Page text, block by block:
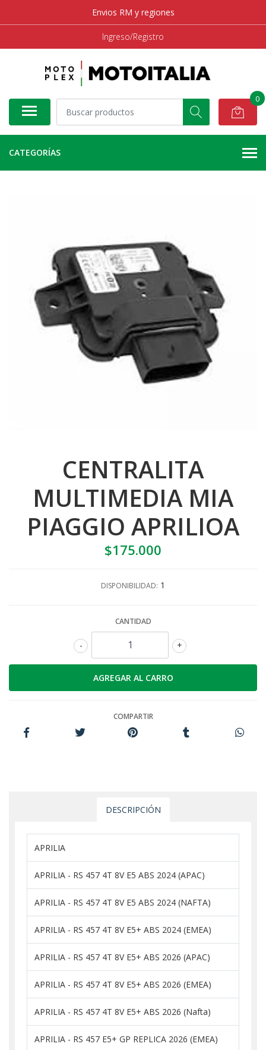
Envios RM y regiones
Ingreso/Registro
0
CATEGORÍAS
CENTRALITA
MULTIMEDIA MIA
PIAGGIO APRILIOA
$175.000
DISPONIBILIDAD: 1
CANTIDAD
+
-
COMPARTIR
DESCRIPCIÓN
APRILIA
APRILIA - RS 457 4T 8V E5 ABS 2024 (APAC)
APRILIA - RS 457 4T 8V E5 ABS 2024 (NAFTA)
APRILIA - RS 457 4T 8V E5+ ABS 2024 (EMEA)
APRILIA - RS 457 4T 8V E5+ ABS 2026 (APAC)
APRILIA - RS 457 4T 8V E5+ ABS 2026 (EMEA)
APRILIA - RS 457 4T 8V E5+ ABS 2026 (Nafta)
APRILIA - RS 457 E5+ GP REPLICA 2026 (EMEA)